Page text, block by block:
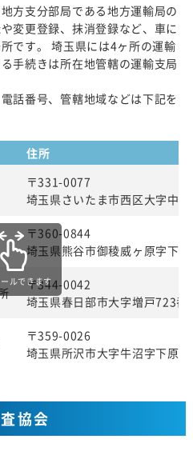
方支分部局である地方運輸局の
変更登録、抹消登録など、車に
です。 埼玉県には4ヶ所の運輸
手続きは所在地管轄の運輸支局
話番号、管轄地域などは下記を
住所
〒331-0077
埼玉県さいたま市西区大字中
〒360-0844
埼玉県熊谷市御稜威ヶ原字下
〒344-0042
埼玉県春日部市大字増戸723番
〒359-0026
埼玉県所沢市大字牛沼字下原
ルできます
協会